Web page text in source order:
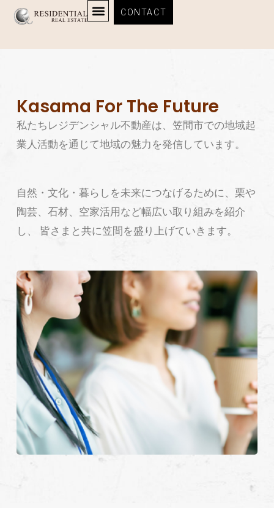
CONTACT
Kasama For The Future
私たちレジデンシャル不動産は、笠間市での地域起
業人活動を通じて地域の魅力を発信しています。
自然・文化・暮らしを未来につなげるために、栗や
陶芸、石材、空家活用など幅広い取り組みを紹介
し、 皆さまと共に笠間を盛り上げていきます。